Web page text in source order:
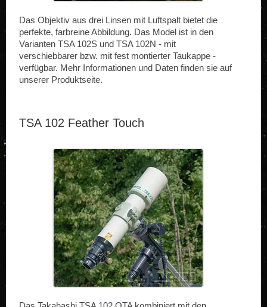
Das Objektiv aus drei Linsen mit Luftspalt bietet die
perfekte, farbreine Abbildung. Das Model ist in den
Varianten TSA 102S und TSA 102N - mit
verschiebbarer bzw. mit fest montierter Taukappe -
verfügbar. Mehr Informationen und Daten finden sie auf
unserer Produktseite.
TSA 102 Feather Touch